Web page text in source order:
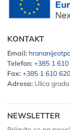
KONTAKT
Email:
Telefon: +385 1
Fax: +385 1 610
Adresa: Ulica
NEWSLETTER